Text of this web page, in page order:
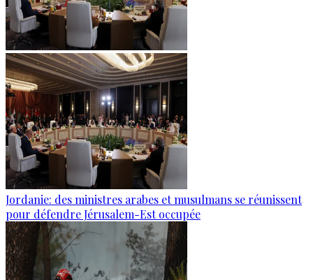
Jordanie: des ministres arabes et musulmans se réunissent
pour défendre Jérusalem-Est occupée